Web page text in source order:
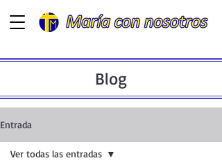
Blog
Entrada
Ver todas las entradas